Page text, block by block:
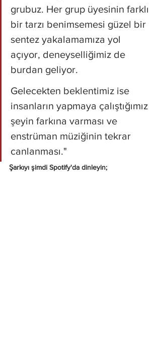
grubuz. Her grup üyesinin farklı
bir tarzı benimsemesi güzel bir
sentez yakalamamıza yol
açıyor, deneyselliğimiz de
burdan geliyor.
Gelecekten beklentimiz ise
insanların yapmaya çalıştığımız
şeyin farkına varması ve
enstrüman müziğinin tekrar
canlanması."
Şarkıyı şimdi Spotify'da dinleyin;